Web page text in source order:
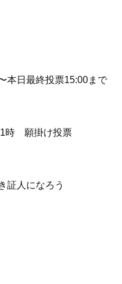
本日最終投票15:00まで
時 願掛け投票
証人になろう